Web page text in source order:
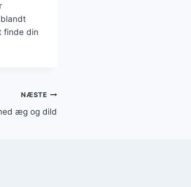
finde din
NÆSTE
æg og dild